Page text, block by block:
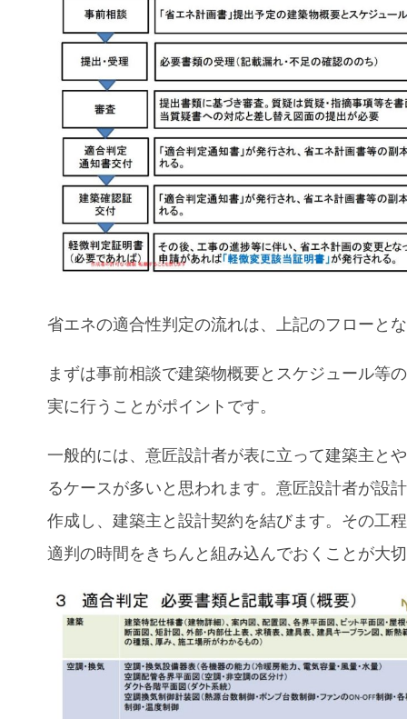
省エネの適合性判定の流れは、上記のフローと
まずは事前相談で建築物概要とスケジュール等
実に行うことがポイントです。
一般的には、意匠設計者が表に立って建築主と
るケースが多いと思われます。意匠設計者が設
作成し、建築主と設計契約を結びます。その工
適判の時間をきちんと組み込んでおくことが大